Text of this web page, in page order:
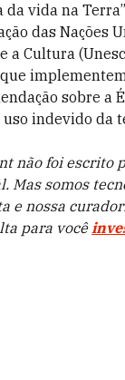
vida na
das Nações
a Cultura
sobre a
indevido da
não foi escrito
somos
e nossa
para você